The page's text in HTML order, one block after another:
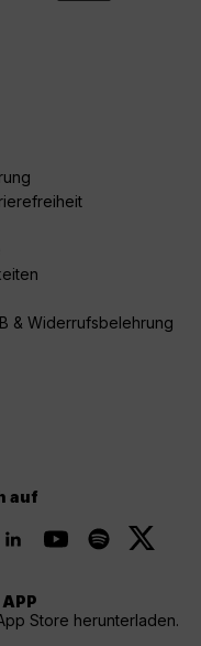
& Widerrufsbelehrung
auf
Store herunterladen.